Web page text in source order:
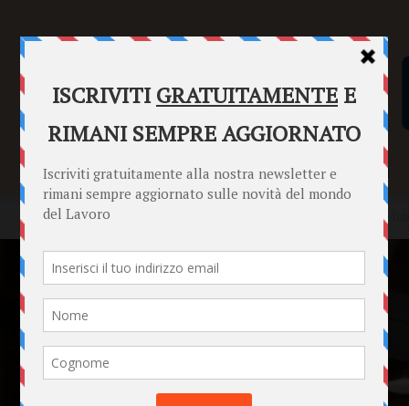
SENTENZE FORMULARI PUNTO INFORMAZIONI
Home News Digitalizzazione e gestione dei fondi antichi nelle